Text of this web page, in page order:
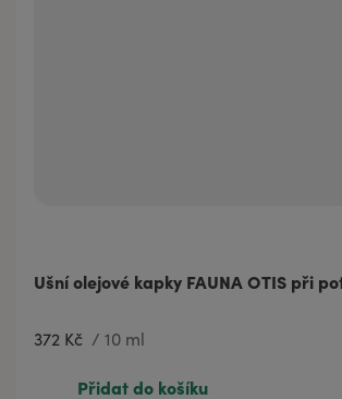
Ušní olejové kapky FAUNA OTIS při
372 Kč / 10 ml
593 Kč
20 ml
Přidat do košíku